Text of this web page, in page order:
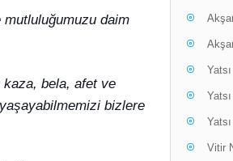
daim
kaza, bela, afet ve
bizlere
Vitir